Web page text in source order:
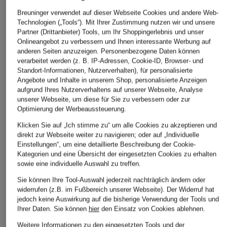
American Vintage
T-Shirt
JACKSONVILLE
44,99 €
+Aktionsrabatt
Marc O'Polo
T-Shirt
19,99 €
Bestpreis:21,24 €
Ursprünglich:39,95 €
+Aktionsrabatt
Marc O'Polo
T-Shirt
19,99 €
Bestpreis:19,99 €
Ursprünglich:
Weitere Kategorien
Breuninger verwendet auf dieser Webseite Cookies und andere Web-
Technologien („Tools“). Mit Ihrer Zustimmung nutzen wir und unsere
Partner (Drittanbieter) Tools, um Ihr Shoppingerlebnis und unser
Onlineangebot zu verbessern und Ihnen interessante Werbung auf
anderen Seiten anzuzeigen. Personenbezogene Daten können
verarbeitet werden (z. B. IP-Adressen, Cookie-ID, Browser- und
Standort-Informationen, Nutzerverhalten), für personalisierte
Angebote und Inhalte in unserem Shop, personalisierte Anzeigen
aufgrund Ihres Nutzerverhaltens auf unserer Webseite, Analyse
unserer Webseite, um diese für Sie zu verbessern oder zur
Optimierung der Werbeaussteuerung.
Klicken Sie auf „Ich stimme zu“ um alle Cookies zu akzeptieren und
direkt zur Webseite weiter zu navigieren; oder auf „Individuelle
Einstellungen“, um eine detaillierte Beschreibung der Cookie-
Kategorien und eine Übersicht der eingesetzten Cookies zu erhalten
sowie eine individuelle Auswahl zu treffen.
Sie können Ihre Tool-Auswahl jederzeit nachträglich ändern oder
widerrufen (z.B. im Fußbereich unserer Webseite). Der Widerruf hat
jedoch keine Auswirkung auf die bisherige Verwendung der Tools und
Ihrer Daten. Sie können hierden Einsatz von Cookies ablehnen.
Weitere Informationen zu den eingesetzten Tools und der